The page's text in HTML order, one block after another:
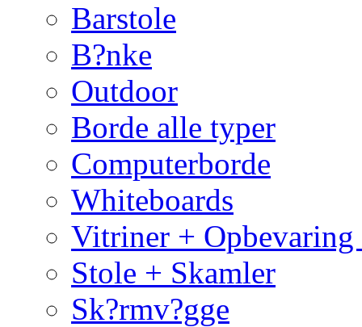
Barstole
B?nke
Outdoor
Borde alle typer
Computerborde
Whiteboards
Vitriner +
Stole + Skamler
Sk?rmv?gge